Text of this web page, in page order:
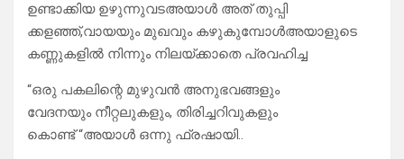
ഉണ്ടാക്കിയ ഉഴുന്നുവടഅയാൾ അത് തുപ്പി
ക്കളഞ്ഞ്,വായയും മുഖവും കഴുകുമ്പോൾഅയാളുടെ
കണ്ണുകളിൽ നിന്നും നിലയ്ക്കാതെ പ്രവഹിച്ച
“ഒരു പകലിന്റെ മുഴുവൻ അനുഭവങ്ങളും
വേദനയും നീറ്റലുകളും, തിരിച്ചറിവുകളും
കൊണ്ട് “അയാൾ ഒന്നു ഫ്രഷായി..